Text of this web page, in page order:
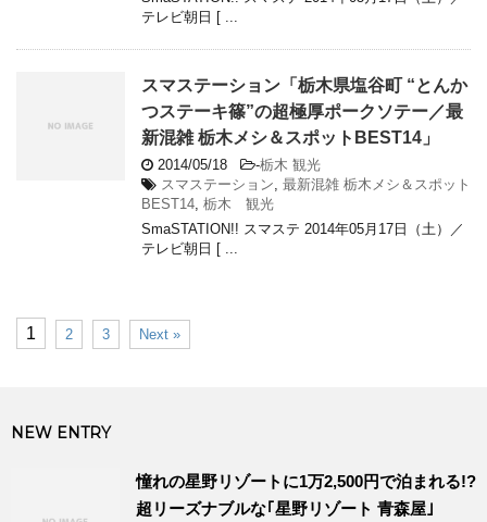
テレビ朝日 [ ...
スマステーション「栃木県塩谷町 “とんか
つステーキ篠”の超極厚ポークソテー／最
新混雑 栃木メシ＆スポットBEST14」
2014/05/18 -栃木 観光
スマステーション 最新混雑 栃木メシ＆スポット
BEST14 栃木 観光
SmaSTATION!! スマステ 2014年05月17日（土）／
テレビ朝日 [ ...
1 2 3 Next »
NEW ENTRY
憧れの星野リゾートに1万2,500円で泊まれる!?
超リーズナブルな｢星野リゾート 青森屋｣